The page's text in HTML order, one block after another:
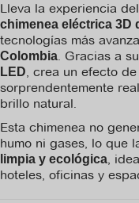
Lleva la experiencia
chimenea eléctrica 3D
tecnologías más
Colombia. Gracias a
LED, crea un efecto
sorprendentemente
brillo natural.
Esta chimenea no
humo ni gases, lo que
limpia y ecológica,
hoteles, oficinas y